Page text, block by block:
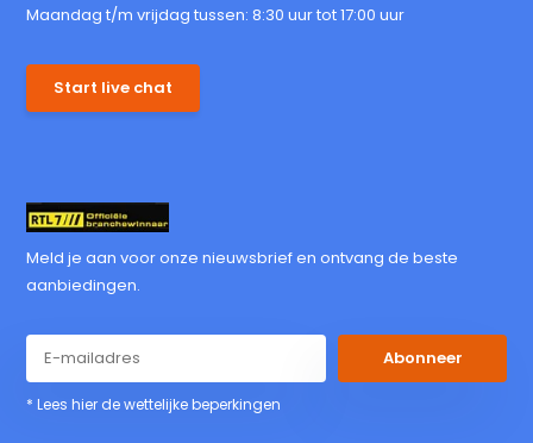
Maandag t/m vrijdag tussen: 8:30 uur tot 17:00 uur
Start live chat
Meld je aan voor onze nieuwsbrief en ontvang de beste
aanbiedingen.
Abonneer
* Lees hier de wettelijke beperkingen